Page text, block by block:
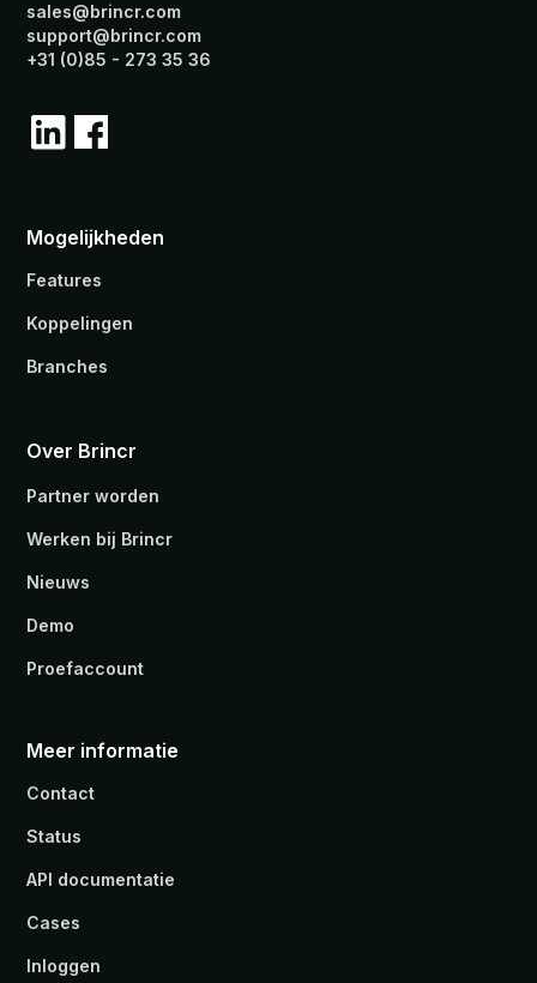
sales@brincr.com
support@brincr.com
+31 (0)85 - 273 35 36
Mogelijkheden
Features
Koppelingen
Branches
Over Brincr
Partner worden
Werken bij Brincr
Nieuws
Demo
Proefaccount
Meer informatie
Contact
Status
API documentatie
Cases
Inloggen